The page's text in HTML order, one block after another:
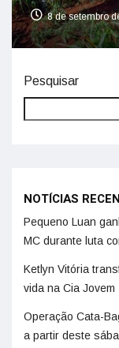
8 de setembro
Pesquisar
NOTÍCIAS
Pequeno Luan
MC durante luta
Ketlyn Vitória
vida na Cia Jovem
Operação Cata-
a partir deste